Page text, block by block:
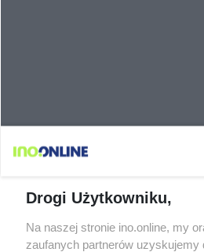
Drogi Użytkowniku,
Na naszej stronie ino.online, my
zaufanych partnerów uzyskujemy